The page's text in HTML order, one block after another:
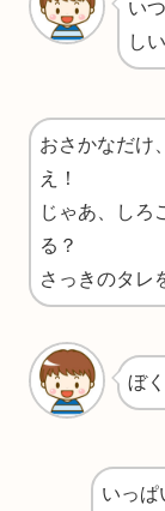
い
し
おさかなだけ
え！
じゃあ、しろ
る？
さっきのタレ
ぼ
いっぱ